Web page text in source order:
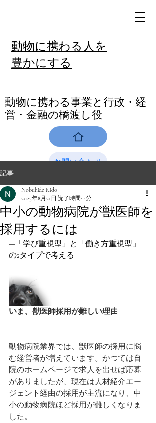
動物に携わる人を
豊かにする
​動物に携わる事業と行政・経
営・金融の橋渡し役
お問い合わせ
記事
中小の動物病院が獣医師を
採用するには
Nobuhide Kido
2025年8月21日 読了時間: 4分
—「学び重視型」と「働き方重視型」
の2タイプで考える—
いま、獣医師採用が難しい理由
動物病院業界では、獣医師の採用に悩
む経営者が増えています。かつては自
院のホームページで求人を出せば応募
がありましたが、現在は人材紹介エー
ジェント経由の採用が主流になり、中
小の動物病院ほど採用が難しくなりま
した。